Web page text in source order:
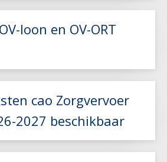
loon en OV-ORT
cao Zorgvervoer
2027 beschikbaar